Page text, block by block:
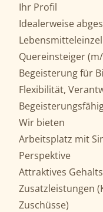
Ihr Profil
Idealerweise
Quereinsteiger
Begeisterung für
Flexibilität,
Wir bieten
Arbeitsplatz mit
Perspektive
Attraktives
Zusatzleistungen
Zuschüsse)